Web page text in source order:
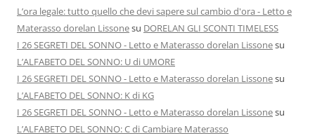
L’ora legale: tutto quello che devi sapere sul cambio d'ora - Letto e
Materasso dorelan Lissonesu DORELAN GLI SCONTI TIMELESS
I 26 SEGRETI DEL SONNO - Letto e Materasso dorelan Lissonesu
L’ALFABETO DEL SONNO: U di UMORE
I 26 SEGRETI DEL SONNO - Letto e Materasso dorelan Lissonesu
L’ALFABETO DEL SONNO: K di KG
I 26 SEGRETI DEL SONNO - Letto e Materasso dorelan Lissonesu
L’ALFABETO DEL SONNO: C di Cambiare Materasso